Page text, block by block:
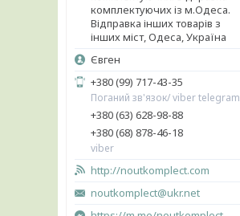
комплектуючих із м.Одеса.
Відправка інших товарів з
інших міст, Одеса, Україна
Євген
+380 (99) 717-43-35
Поганий зв'язок/ viber telegram
+380 (63) 628-98-88
+380 (68) 878-46-18
viber
http://noutkomplect.com
noutkomplect@ukr.net